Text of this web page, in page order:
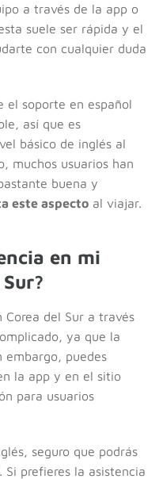
a través de la app o
suele ser rápida y el
con cualquier duda
el soporte en español
así que es
básico de inglés al
muchos usuarios han
buena y
este aspecto al viajar.
en mi
Corea del Sur a través
ya que la
embargo, puedes
la app y en el sitio
para usuarios
seguro que podrás
prefieres la asistencia